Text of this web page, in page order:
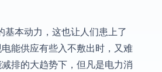
本动力，这也让人们患上了
能供应有些入不敷出时，又难
排的大趋势下，但凡是电力消